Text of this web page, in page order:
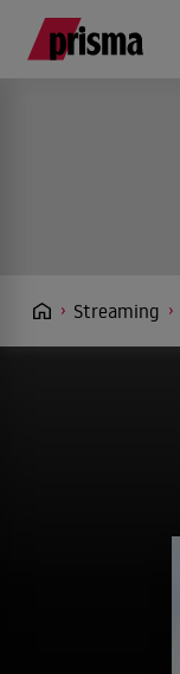
Streaming